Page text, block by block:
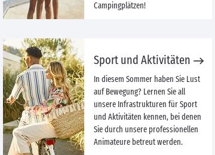
Campingplätzen!
Sport und Aktivitäten
In diesem Sommer haben Sie Lust
auf Bewegung? Lernen Sie all
unsere Infrastrukturen für Sport
und Aktivitäten kennen, bei denen
Sie durch unsere professionellen
Animateure betreut werden.